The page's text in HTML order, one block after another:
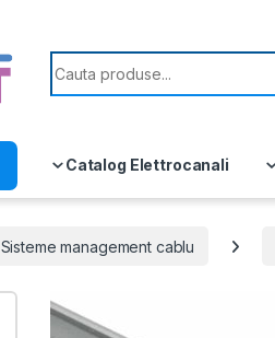
Search for:
Catalog Elettrocanali
Sisteme management cablu